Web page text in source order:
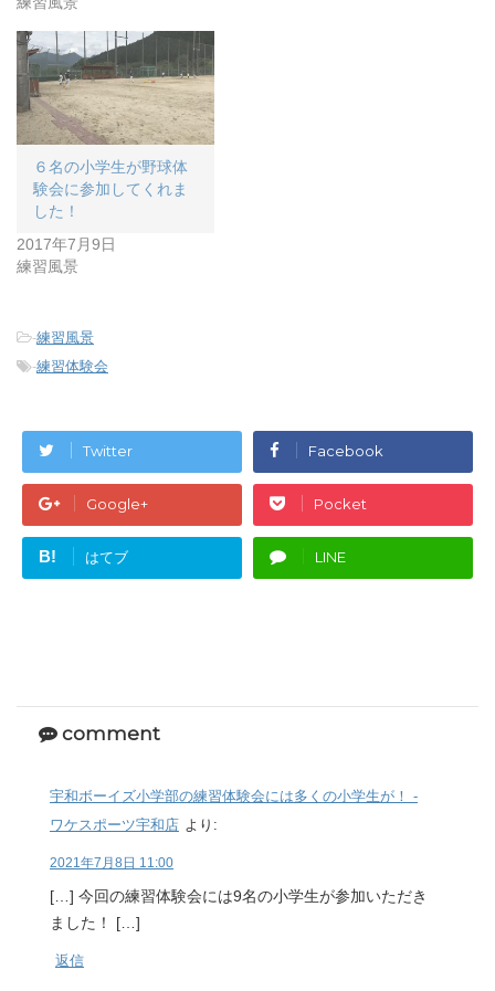
６名の小学生が野球体
験会に参加してくれま
した！
2017年7月9日
練習風景
-練習風景
-練習体験会
Twitter Facebook
Google+ Pocket
B! はてブ LINE
comment
宇和ボーイズ小学部の練習体験会には多くの小学生が！ -
ワケスポーツ宇和店 より:
2021年7月8日 11:00
[…] 今回の練習体験会には9名の小学生が参加いただき
ました！ […]
返信